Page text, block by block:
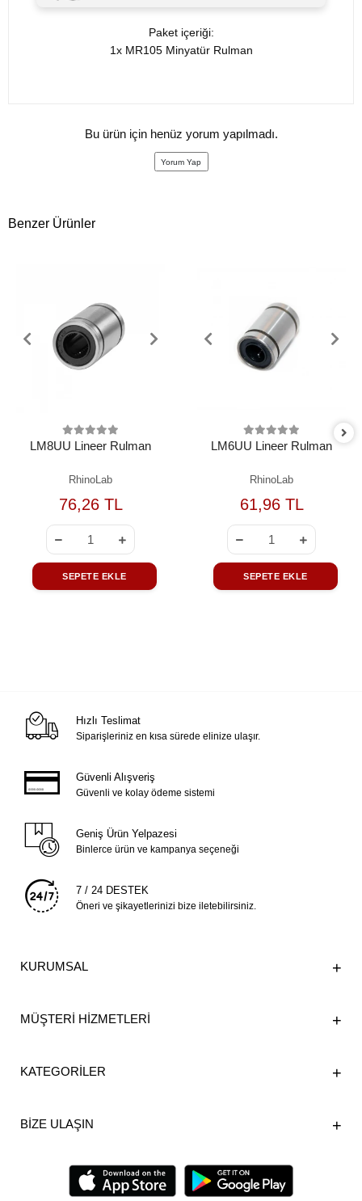
Paket içeriği:
1x MR105 Minyatür Rulman
Bu ürün için henüz yorum yapılmadı.
Yorum Yap
Benzer Ürünler
LM8UU Lineer Rulman
RhinoLab
76,26 TL
SEPETE EKLE
LM6UU Lineer Rulman
RhinoLab
61,96 TL
SEPETE EKLE
Hızlı Teslimat
Siparişleriniz en kısa sürede elinize ulaşır.
Güvenli Alışveriş
Güvenli ve kolay ödeme sistemi
Geniş Ürün Yelpazesi
Binlerce ürün ve kampanya seçeneği
7 / 24 DESTEK
Öneri ve şikayetlerinizi bize iletebilirsiniz.
KURUMSAL
MÜŞTERİ HİZMETLERİ
KATEGORİLER
BİZE ULAŞIN